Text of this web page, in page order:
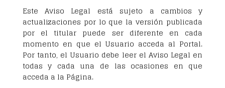
Este Aviso Legal está sujeto a cambios y
actualizaciones por lo que la versión publicada
por el titular puede ser diferente en cada
momento en que el Usuario acceda al Portal.
Por tanto, el Usuario debe leer el Aviso Legal en
todas y cada una de las ocasiones en que
acceda a la Página.